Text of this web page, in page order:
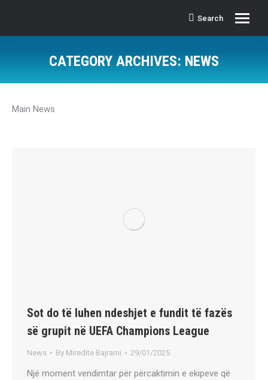
Search:
Search
CATEGORY ARCHIVES: NEWS
Main News
Sot do të luhen ndeshjet e fundit të fazës
së grupit në UEFA Champions League
News By Miredite Bajrami 29/01/2025
Një moment vendimtar për përcaktimin e ekipeve që